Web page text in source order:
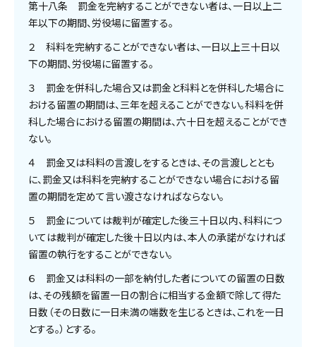
第十八条 罰金を完納することができない者は、一日以上二
年以下の期間、労役場に留置する。
２ 科料を完納することができない者は、一日以上三十日以
下の期間、労役場に留置する。
３ 罰金を併科した場合又は罰金と科料とを併科した場合に
おける留置の期間は、三年を超えることができない。科料を併
科した場合における留置の期間は、六十日を超えることができ
ない。
４ 罰金又は科料の言渡しをするときは、その言渡しととも
に、罰金又は科料を完納することができない場合における留
置の期間を定めて言い渡さなければならない。
５ 罰金については裁判が確定した後三十日以内、科料につ
いては裁判が確定した後十日以内は、本人の承諾がなければ
留置の執行をすることができない。
６ 罰金又は科料の一部を納付した者についての留置の日数
は、その残額を留置一日の割合に相当する金額で除して得た
日数（その日数に一日未満の端数を生じるときは、これを一日
とする。）とする。